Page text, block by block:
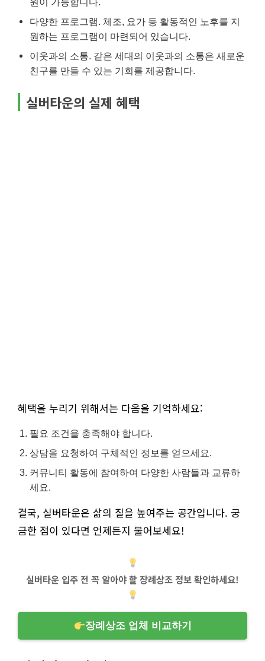
다양한 프로그램. 체조, 요가 등 활동적인 노후를 지
원하는 프로그램이 마련되어 있습니다.
이웃과의 소통. 같은 세대의 이웃과의 소통은 새로운
친구를 만들 수 있는 기회를 제공합니다.
실버타운의 실제 혜택
혜택을 누리기 위해서는 다음을 기억하세요:
필요 조건을 충족해야 합니다.
상담을 요청하여 구체적인 정보를 얻으세요.
커뮤니티 활동에 참여하여 다양한 사람들과 교류하
세요.
결국, 실버타운은 삶의 질을 높여주는 공간입니다. 궁
금한 점이 있다면 언제든지 물어보세요!
실버타운 입주 전 꼭 알아야 할 장례상조 정보 확인하세요!
장례상조 업체 비교하기